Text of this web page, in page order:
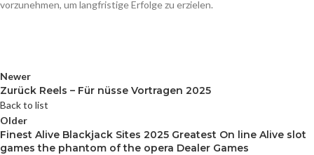
vorzunehmen, um langfristige Erfolge zu erzielen.
Newer
Zurück Reels – Für nüsse Vortragen 2025
Back to list
Older
Finest Alive Blackjack Sites 2025 Greatest On line Alive slot
games the phantom of the opera Dealer Games